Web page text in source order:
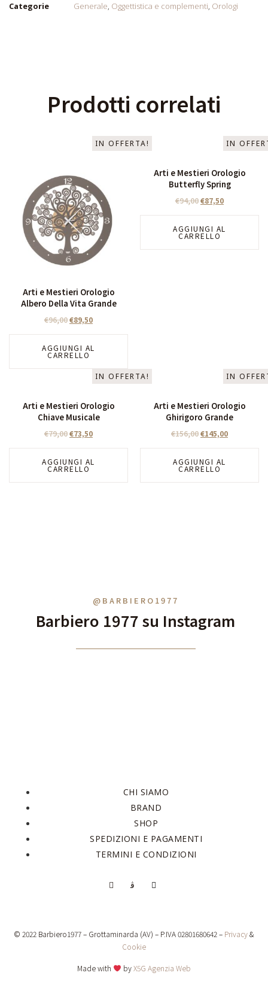
Categorie Generale, Oggettistica e complementi, Orologi
Prodotti correlati
IN OFFERTA!
Arti e Mestieri Orologio
Albero Della Vita Grande
€96,00€89,50
AGGIUNGI AL
CARRELLO
IN
Arti e Mestieri Orologio
Butterfly Spring
€94,00€87,50
AGGIUNGI AL
CARRELLO
IN OFFERTA!
Arti e Mestieri Orologio
Chiave Musicale
€79,00€73,50
AGGIUNGI AL
CARRELLO
IN
Arti e Mestieri Orologio
Ghirigoro Grande
€156,00€145,00
AGGIUNGI AL
CARRELLO
@BARBIERO1977
Barbiero 1977 su Instagram
CHI SIAMO
BRAND
SHOP
SPEDIZIONI E PAGAMENTI
TERMINI E CONDIZIONI
© 2022 Barbiero1977 – Grottaminarda (AV) – P.IVA 02801680642 – Privacy&
Cookie
Made with byX5G Agenzia Web